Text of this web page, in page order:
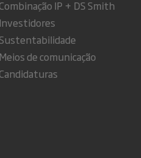
Combinação IP + DS Smith
Investidores
Sustentabilidade
Meios de comunicação
Candidaturas